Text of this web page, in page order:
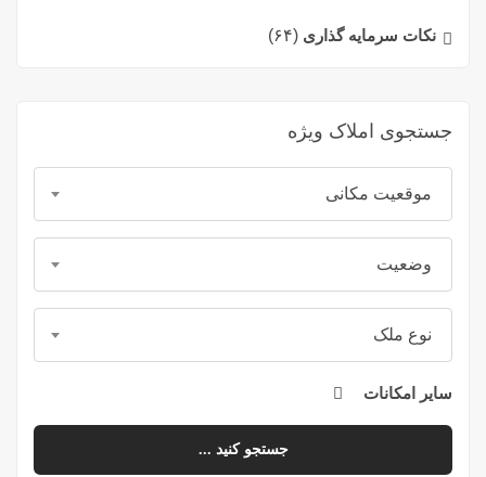
نکات سرمایه گذاری (۶۴)
جستجوی املاک ویژه
موقعیت مکانی
وضعیت
نوع ملک
سایر امکانات
جستجو کنید ...